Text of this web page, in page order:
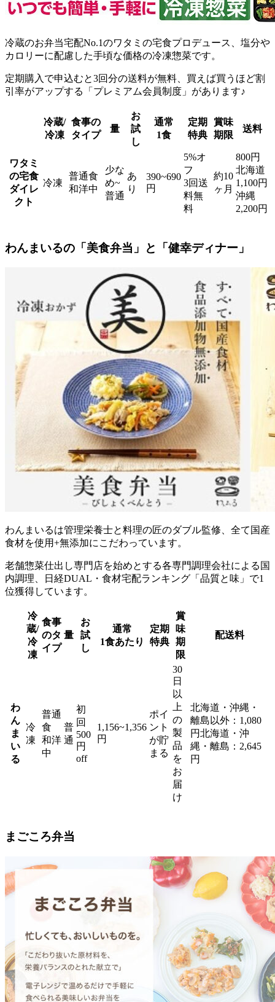
冷蔵のお弁当宅配No.1のワタミの宅食プロデュース、塩分や
カロリーに配慮した手頃な価格の冷凍惣菜です。
定期購入で申込むと3回分の送料が無料、買えば買うほど割
引率がアップする「プレミアム会員制度」があります♪
冷蔵/
冷凍
食事の
タイプ
量
お
試
し
通常
1食
定期
特典
賞味
期限
送料
ワタミ
の宅食
ダイレ
クト
冷凍
普通食
和洋中
少な
め~
普通
あ
り
390~690
円
5%オ
フ
3回送
料無
料
約10
ヶ月
800円
北海道
1,100円
沖縄
2,200円
わんまいるの「美食弁当」と「健幸ディナー」
わんまいるは管理栄養士と料理の匠のダブル監修、全て国産
食材を使用+無添加にこだわっています。
老舗惣菜仕出し専門店を始めとする各専門調理会社による国
内調理、日経DUAL・食材宅配ランキング「品質と味」で1
位獲得しています。
冷
蔵/
冷
凍
食事
のタ
イプ
量
お
試
し
通常
1食あたり
定期
特典
賞
味
期
限
配送料
わ
ん
ま
い
る
冷
凍
普通
食
和洋
中
普
通
初
回
500
円
off
1,156~1,356
円
ポイ
ント
が貯
まる
30
日
以
上
の
製
品
を
お
届
け
北海道・沖縄・
離島以外：1,080
円北海道・沖
縄・離島：2,645
円
まごころ弁当